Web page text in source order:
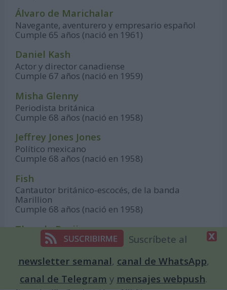
Álvaro de Marichalar
Navegante, aventurero y empresario español
Cumple 65 años (nació en 1961)
Daniel Kash
Actor y director canadiense
Cumple 67 años (nació en 1959)
Misha Glenny
Periodista británica
Cumple 68 años (nació en 1958)
Jeffrey Jones Jones
Político mexicano
Cumple 68 años (nació en 1958)
Fish
Cantautor británico-escocés, de la banda
Marillion
Cumple 68 años (nació en 1958)
Theo de Rooij
Ciclista y directivo neerlandés
Cumple 69 años (nació en 1957)
Actriz, directora y guionista francesa
Suscríbete al
newsletter semanal, canal de WhatsApp,
canal de Telegram y mensajes webpush.